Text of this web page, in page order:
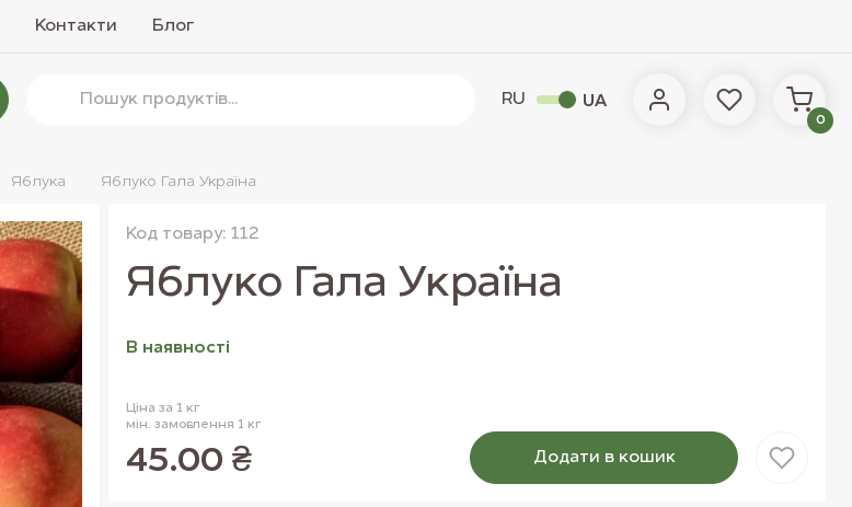
Контакти Блог
RU UA
0
Яблука Яблуко Гала Україна
Яблуко Гала Україна
Код товару: 112
В наявностi
Ціна за 1 кг
мін. замовлення 1 кг
45.00 ₴ Додати в кошик
Товар доданий в кошик